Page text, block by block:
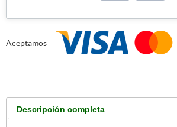
Aceptamos
Descripción completa